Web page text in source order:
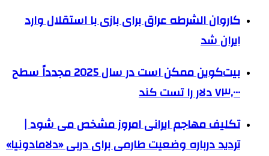
کاروان الشرطه عراق برای بازی با استقلال وارد
ایران شد
بیت‌کوین ممکن است در سال 2025 مجدداً سطح
۷۳,۰۰۰ دلار را تست کند
تکلیف مهاجم ایرانی امروز مشخص می شود |
تردید درباره وضعیت طارمی برای دربی «دلامادونیا»